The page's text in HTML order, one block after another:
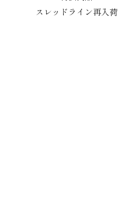
スレッドライン再入荷